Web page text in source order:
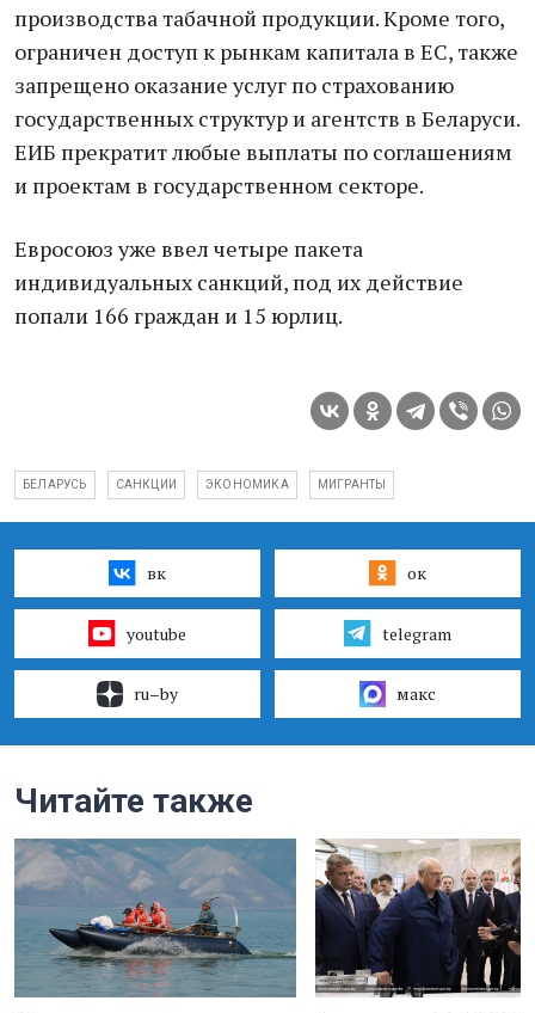
производства табачной продукции. Кроме того,
ограничен доступ к рынкам капитала в ЕС, также
запрещено оказание услуг по страхованию
государственных структур и агентств в Беларуси.
ЕИБ прекратит любые выплаты по соглашениям
и проектам в государственном секторе.
Евросоюз уже ввел четыре пакета
индивидуальных санкций, под их действие
попали 166 граждан и 15 юрлиц.
БЕЛАРУСЬ САНКЦИИ ЭКОНОМИКА МИГРАНТЫ
вк ок
youtube telegram
ru–by макс
Читайте также